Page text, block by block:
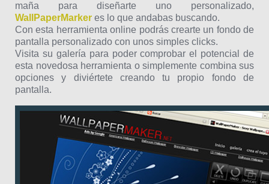
maña para diseñarte uno personalizado,
WallPaperMarker es lo que andabas buscando.
Con esta herramienta online podrás crearte un fondo de
pantalla personalizado con unos simples clicks.
Visita su galería para poder comprobar el potencial de
esta novedosa herramienta o simplemente combina sus
opciones y diviértete creando tu propio fondo de
pantalla.